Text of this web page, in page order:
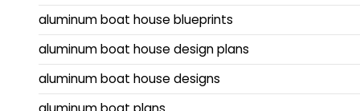
aluminum boat house blueprints
aluminum boat house design plans
aluminum boat house designs